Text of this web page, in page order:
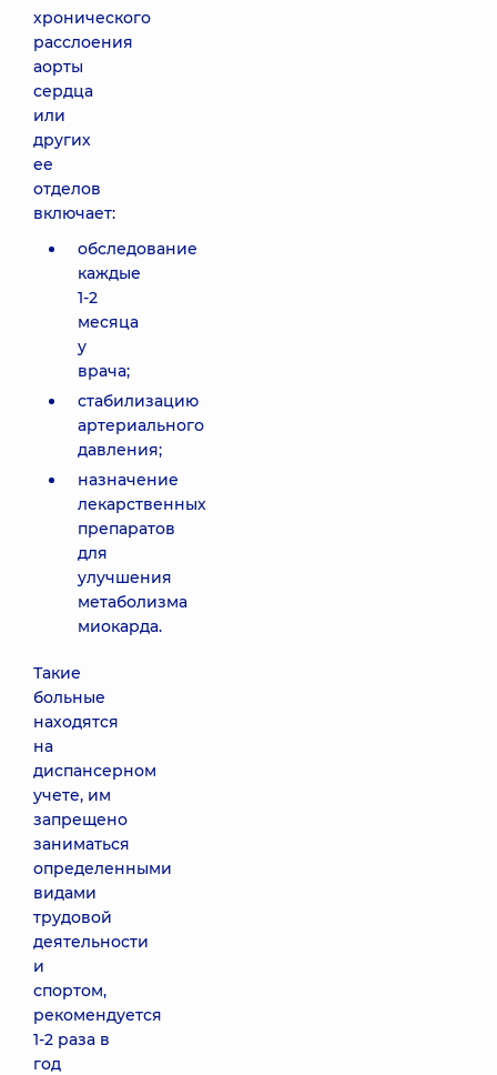
хронического
расслоения
аорты
сердца
или
других
ее
отделов
включает:
обследование
каждые
1-2
месяца
у
врача;
стабилизацию
артериального
давления;
назначение
лекарственных
препаратов
для
улучшения
метаболизма
миокарда.
Такие
больные
находятся
на
диспансерном
учете, им
запрещено
заниматься
определенными
видами
трудовой
деятельности
и
спортом,
рекомендуется
1-2 раза в
год